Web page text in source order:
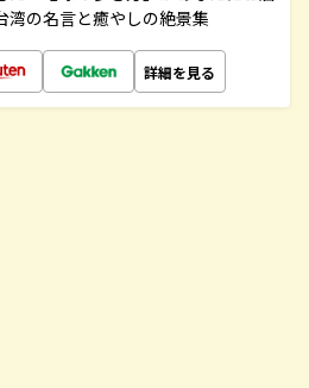
湾の名言と癒やしの絶景集
詳細を見る